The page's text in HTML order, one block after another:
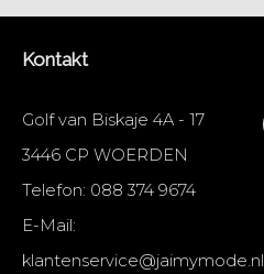
Kontakt
Golf van Biskaje 4A - 17
3446 CP WOERDEN
Telefon: 088 374 9674
E-Mail:
klantenservice@jaimymode.nl